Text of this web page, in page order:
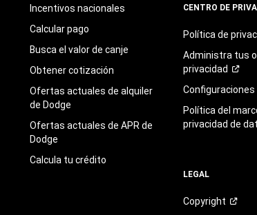
Incentivos nacionales
Calcular pago
Busca el valor de canje
Obtener cotización
Ofertas actuales de alquiler
de Dodge
Ofertas actuales de APR de
Dodge
Calcula tu crédito
CENTRO DE
Política de
Administra tus
privacidad
Configuraciones
Política del
privacidad de
LEGAL
Copyright